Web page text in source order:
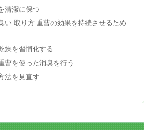
清潔に保つ
い 取り方 重曹の効果を持続させるため
燥を習慣化する
曹を使った消臭を行う
法を見直す